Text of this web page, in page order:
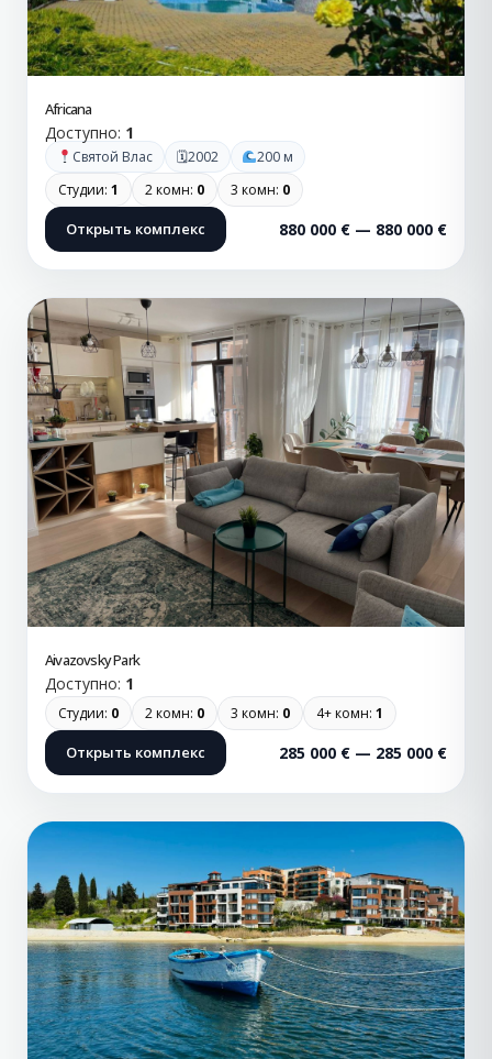
Africana
Доступно: 1
Святой Влас 🗓2002
200 м
Студии: 1 2 комн: 0 3 комн: 0
Открыть комплекс 880 000 € — 880 000 €
Aivazovsky Park
Доступно: 1
Студии: 0 2 комн: 0 3 комн: 0 4+ комн: 1
Открыть комплекс 285 000 € — 285 000 €